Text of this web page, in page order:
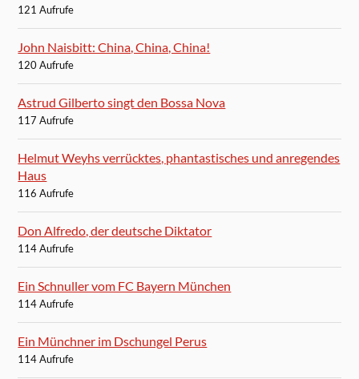
121 Aufrufe
John Naisbitt: China, China, China!
120 Aufrufe
Astrud Gilberto singt den Bossa Nova
117 Aufrufe
Helmut Weyhs verrücktes, phantastisches und anregendes
Haus
116 Aufrufe
Don Alfredo, der deutsche Diktator
114 Aufrufe
Ein Schnuller vom FC Bayern München
114 Aufrufe
Ein Münchner im Dschungel Perus
114 Aufrufe